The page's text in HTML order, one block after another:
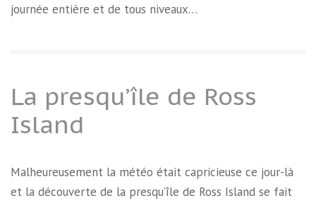
journée entière et de tous niveaux…
La presqu’île de Ross
Island
Malheureusement la météo était capricieuse ce jour-là
et la découverte de la presqu’île de Ross Island se fait